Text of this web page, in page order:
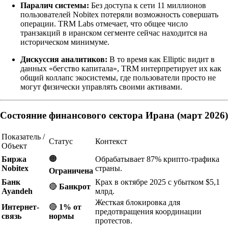
Паралич системы: Без доступа к сети 11 миллионов
пользователей Nobitex потеряли возможность совершать
операции. TRM Labs отмечает, что общее число
транзакций в иранском сегменте сейчас находится на
историческом минимуме.
Дискуссия аналитиков: В то время как Elliptic видит в
данных «бегство капитала», TRM интерпретирует их как
общий коллапс экосистемы, где пользователи просто не
могут физически управлять своими активами.
Состояние финансового сектора Ирана (март 2026)
Показатель /
Объект
Статус Контекст
Биржа
Nobitex
🟠
Ограничена
Обрабатывает 87% крипто-трафика
страны.
Банк
Ayandeh
🔴 Банкрот
Крах в октябре 2025 с убытком $5,1
млрд.
Интернет-
связь
🔴 1% от
нормы
Жесткая блокировка для
предотвращения координации
протестов.